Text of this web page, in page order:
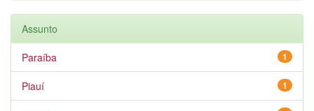
Assunto
1
Paraíba
1
Piauí